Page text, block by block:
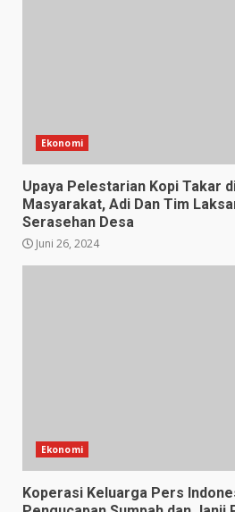
Ekonomi
Upaya Pelestarian Kopi Takar
Masyarakat, Adi Dan Tim
Serasehan Desa
Juni 26, 2024
Ekonomi
Koperasi Keluarga Pers